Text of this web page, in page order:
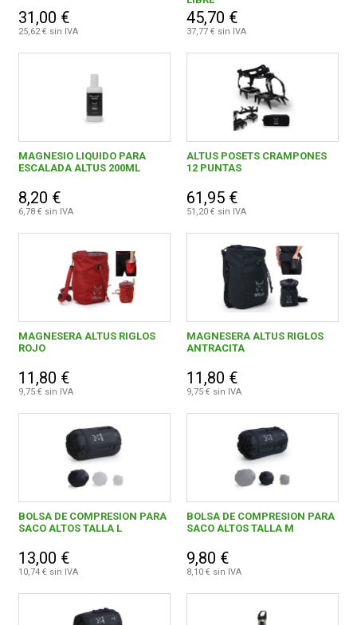
31,00 €
25,62 € sin IVA
45,70 €
37,77 € sin IVA
MAGNESIO LIQUIDO PARA
ESCALADA ALTUS 200ML
8,20 €
6,78 € sin IVA
ALTUS POSETS CRAMPONES
12 PUNTAS
61,95 €
51,20 € sin IVA
MAGNESERA ALTUS RIGLOS
ROJO
11,80 €
9,75 € sin IVA
MAGNESERA ALTUS RIGLOS
ANTRACITA
11,80 €
9,75 € sin IVA
BOLSA DE COMPRESION PARA
SACO ALTOS TALLA L
13,00 €
10,74 € sin IVA
BOLSA DE COMPRESION PARA
SACO ALTOS TALLA M
9,80 €
8,10 € sin IVA